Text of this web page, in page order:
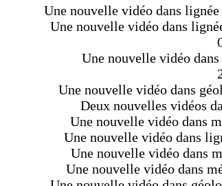
Une nouvelle vidéo dans
Une nouvelle vidéo dans
Une nouvelle vidéo
Une nouvelle vidéo dans
Deux nouvelles vidéos
Une nouvelle vidéo dans
Une nouvelle vidéo dans
Une nouvelle vidéo dans
Une nouvelle vidéo dans